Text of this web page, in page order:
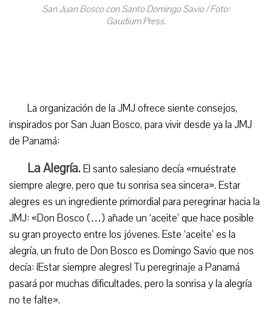
San Juan Bosco con Santo Domingo Savio / Foto:
Gaudium Press.
La organización de la JMJ ofrece siente consejos,
inspirados por San Juan Bosco, para vivir desde ya la JMJ
de Panamá:
La Alegría. El santo salesiano decía «muéstrate
siempre alegre, pero que tu sonrisa sea sincera». Estar
alegres es un ingrediente primordial para peregrinar hacia la
JMJ: «Don Bosco (…) añade un ‘aceite’ que hace posible
su gran proyecto entre los jóvenes. Este ‘aceite’ es la
alegría, un fruto de Don Bosco es Domingo Savio que nos
decía: ¡Estar siempre alegres! Tu peregrinaje a Panamá
pasará por muchas dificultades, pero la sonrisa y la alegría
no te falte».